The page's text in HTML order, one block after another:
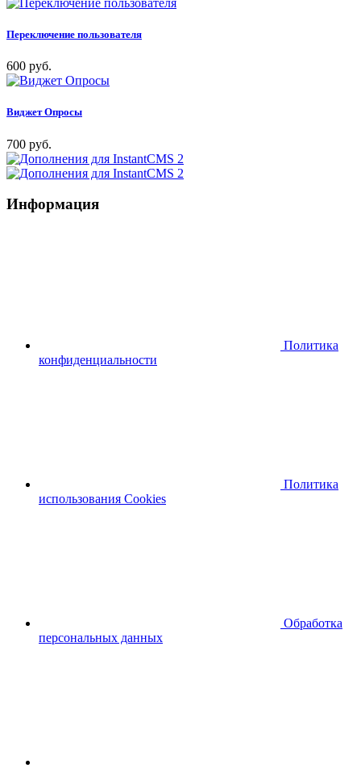
Переключение пользователя
600 руб.
Виджет Опросы
700 руб.
Информация
Политика
конфиденциальности
Политика
использования Cookies
Обработка
персональных данных